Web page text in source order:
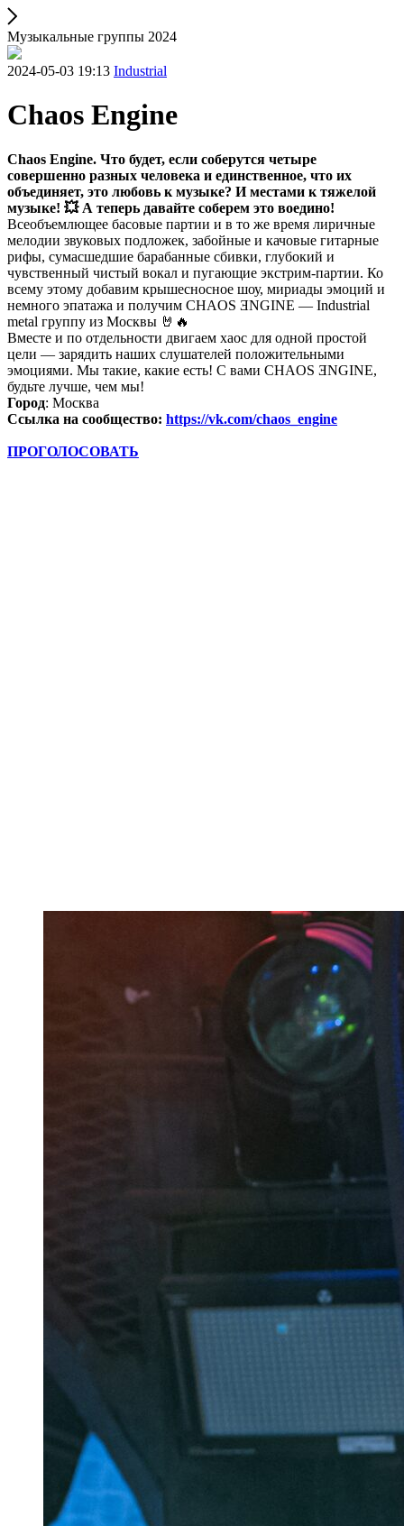
Музыкальные группы 2024
2024-05-03 19:13 Industrial
Chaos Engine
Chaos Engine. Что будет, если соберутся четыре
совершенно разных человека и единственное, что их
объединяет, это любовь к музыке? И местами к тяжелой
музыке! 💥 А теперь давайте соберем это воедино!
Всеобъемлющее басовые партии и в то же время лиричные
мелодии звуковых подложек, забойные и качовые гитарные
рифы, сумасшедшие барабанные сбивки, глубокий и
чувственный чистый вокал и пугающие экстрим-партии. Ко
всему этому добавим крышесносное шоу, мириады эмоций и
немного эпатажа и получим CHAOS ƎNGINE — Industrial
metal группу из Москвы 🤘🔥
Вместе и по отдельности двигаем хаос для одной простой
цели — зарядить наших слушателей положительными
эмоциями. Мы такие, какие есть! С вами CHAOS ƎNGINE,
будьте лучше, чем мы!
Город: Москва
Ссылка на сообщество: https://vk.com/chaos_engine
ПРОГОЛОСОВАТЬ